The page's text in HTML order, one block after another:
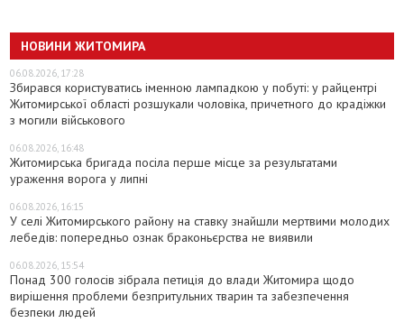
НОВИНИ ЖИТОМИРА
06.08.2026, 17:28
Збирався користуватись іменною лампадкою у побуті: у райцентрі
Житомирської області розшукали чоловіка, причетного до крадіжки
з могили військового
06.08.2026, 16:48
Житомирська бригада посіла перше місце за результатами
ураження ворога у липні
06.08.2026, 16:15
У селі Житомирського району на ставку знайшли мертвими молодих
лебедів: попередньо ознак браконьєрства не виявили
06.08.2026, 15:54
Понад 300 голосів зібрала петиція до влади Житомира щодо
вирішення проблеми безпритульних тварин та забезпечення
безпеки людей